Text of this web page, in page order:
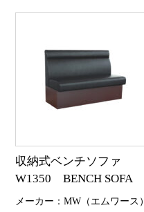
収納式ベンチソファ
W1350 BENCH SOFA
メーカー：MW（エムワース）